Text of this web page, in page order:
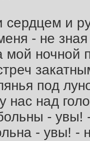
и
- не
мой ночной
под
нас над
- увы!
- увы! -